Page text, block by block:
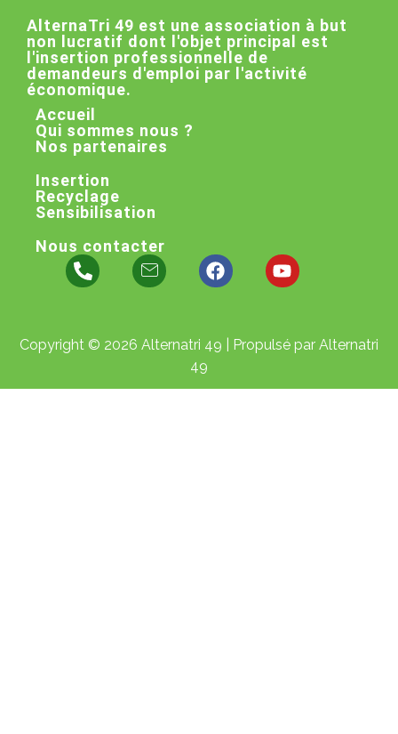
AlternaTri 49 est une association à but
non lucratif dont l'objet principal est
l'insertion professionnelle de
demandeurs d'emploi par l'activité
économique.
Accueil
Qui sommes nous ?
Nos partenaires
Insertion
Recyclage
Sensibilisation
Nous contacter
Copyright © 2026 Alternatri 49 | Propulsé par Alternatri
49